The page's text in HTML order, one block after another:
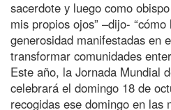
sacerdote y luego como
mis propios ojos” –dijo-
generosidad manifestadas en
transformar comunidades
Este año, la Jornada Mundial
celebrará el domingo 18 de
recogidas ese domingo en las